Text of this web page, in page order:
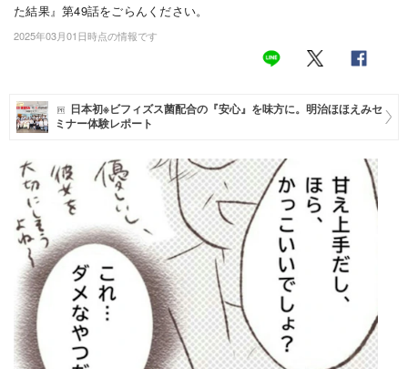
お仕事
マネー
トレンド・イベント
た結果』第49話をごらんください。
2025年03月01日時点の情報です
日本初※ビフィズス菌配合の『安心』を味方に。明治ほほえみセ
ミナー体験レポート